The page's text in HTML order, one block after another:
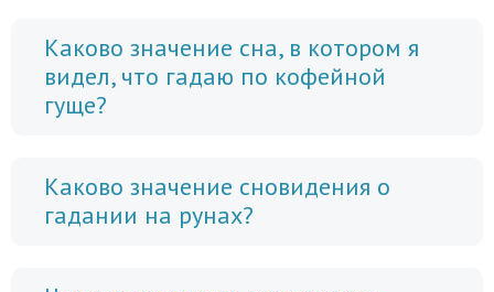
Каково значение сна, в котором я
видел, что гадаю по кофейной
гуще?
Каково значение сновидения о
гадании на рунах?